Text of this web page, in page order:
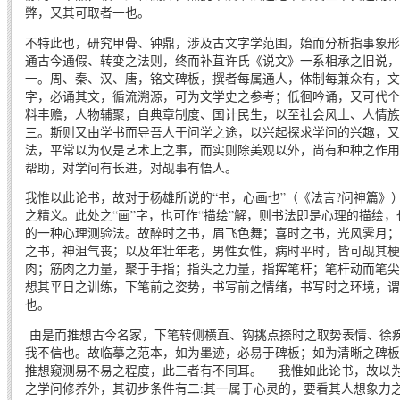
弊，又其可取者一也。
不特此也，研究甲骨、钟鼎，涉及古文字学范围，始而分析指事象
通古今通假、转变之法则，终而补苴许氏《说文》一系相承之旧说
一。周、秦、汉、唐，铭文碑板，撰者每属通人，体制每兼众有，
字，必诵其文，循流溯源，可为文学史之参考；低徊吟诵，又可代
料丰赡，人物辅聚，自典章制度、国计民生，以至社会风土、人情
三。斯则又由学书而导吾人于问学之途，以兴起探求学问的兴趣
法，平常以为仅是艺术上之事，而实则除美观以外，尚有种种之作
帮助，对学问有长进，对觇事有悟人。
我惟以此论书，故对于杨雄所说的“书，心画也”（《法言?问神篇》
之精义。此处之“画”字，也可作“描绘”解，则书法即是心理的描绘
的一种心理测验法。故醉时之书，眉飞色舞；喜时之书，光风霁月
之书，神沮气丧；以及年壮年老，男性女性，病时平时，皆可觇其
肉；筋肉之力量，聚于手指；指头之力量，指挥笔杆；笔杆动而笔
想其平日之训练，下笔前之姿势，书写前之情绪，书写时之环境，
也。
由是而推想古今名家，下笔转侧横直、钩挑点捺时之取势表情、徐
我不信也。故临摹之范本，如为墨迹，必易于碑板；如为清晰之碑
推想窥测易不易之程度，此三者有不同耳。 我惟如此论书，故以
之学问修养外，其初步条件有二:其一属于心灵的，要看其人想象力